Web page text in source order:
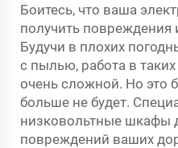
Боитесь, что ваша
получить повреждения
Будучи в плохих
с пылью, работа в
очень сложной. Но это
больше не будет.
низковольтные шкафы
повреждений ваших